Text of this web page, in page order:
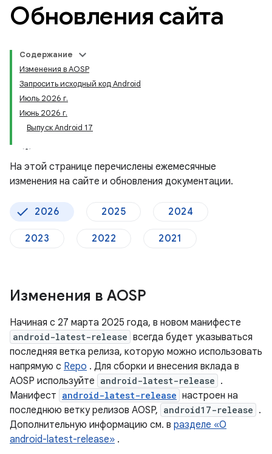
Обновления сайта
Содержание
Изменения в AOSP
Запросить исходный код Android
Июль 2026 г.
Июнь 2026 г.
Выпуск Android 17
На этой странице перечислены ежемесячные
изменения на сайте и обновления документации.
2026 2025 2024
2023 2022 2021
Изменения в AOSP
Начиная с 27 марта 2025 года, в новом манифесте
android-latest-release всегда будет указываться
последняя ветка релиза, которую можно использовать
напрямую с Repo . Для сборки и внесения вклада в
AOSP используйте android-latest-release .
Манифест android-latest-release настроен на
последнюю ветку релизов AOSP, android17-release .
Дополнительную информацию см. в разделе «О
android-latest-release» .